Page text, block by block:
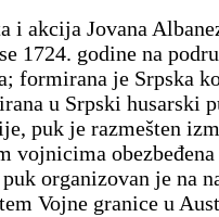
i akcija Jovana
1724. godine na
formirana je Srpska
u Srpski husarski
puk je razmešten
vojnicima
organizovan je na
Vojne granice u